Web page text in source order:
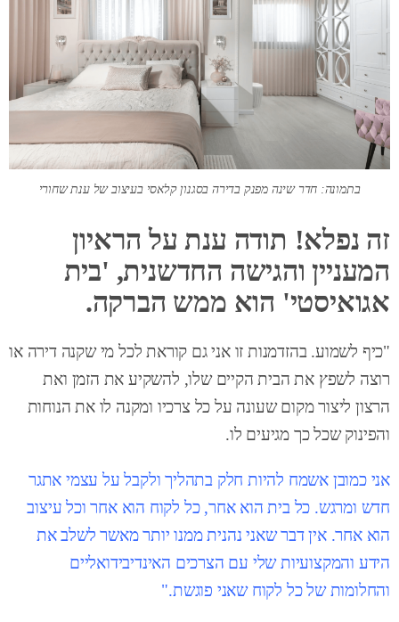
בתמונה: חדר שינה מפנק בדירה בסגנון קלאסי בעיצוב של ענת שחורי
זה נפלא! תודה ענת על הראיון
המעניין והגישה החדשנית, 'בית
אגואיסטי' הוא ממש הברקה.
"כיף לשמוע. בהזדמנות זו אני גם קוראת לכל מי שקנה דירה או
רוצה לשפץ את הבית הקיים שלו, להשקיע את הזמן ואת
הרצון ליצור מקום שעונה על כל צרכיו ומקנה לו את הנוחות
והפינוק שכל כך מגיעים לו.
אני כמובן אשמח להיות חלק בתהליך ולקבל על עצמי אתגר
חדש ומרגש. כל בית הוא אחר, כל לקוח הוא אחר וכל עיצוב
הוא אחר. אין דבר שאני נהנית ממנו יותר מאשר לשלב את
הידע והמקצועיות שלי עם הצרכים האינדיבידואליים
והחלומות של כל לקוח שאני פוגשת."